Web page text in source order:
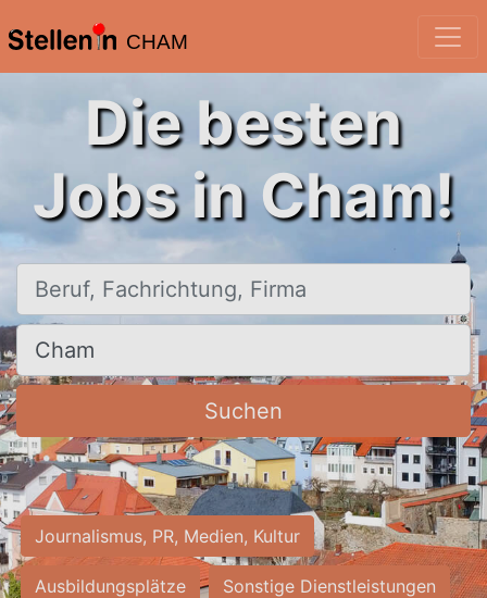
CHAM
Die besten
Jobs in Cham!
Beruf, Fachrichtung, Firma
Ort, Stadt
Suchen
Journalismus, PR, Medien, Kultur
Ausbildungsplätze Sonstige Dienstleistungen